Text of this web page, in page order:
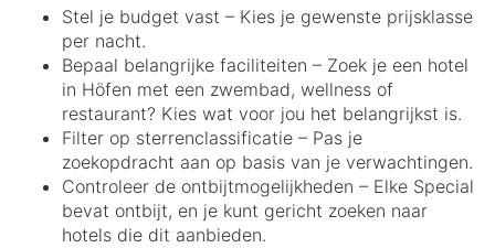
Stel je budget vast – Kies je gewenste prijsklasse
per nacht.
Bepaal belangrijke faciliteiten – Zoek je een hotel
in Höfen met een zwembad, wellness of
restaurant? Kies wat voor jou het belangrijkst is.
Filter op sterrenclassificatie – Pas je
zoekopdracht aan op basis van je verwachtingen.
Controleer de ontbijtmogelijkheden – Elke Special
bevat ontbijt, en je kunt gericht zoeken naar
hotels die dit aanbieden.